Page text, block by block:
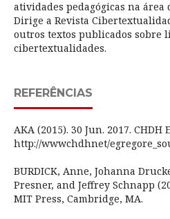
atividades pedagógicas na
Dirige a Revista
outros textos publicados sobre
cibertextualidades.
REFERÊNCIAS
AKA (2015). 30 Jun. 2017. CHDH
http://wwwchdhnet/
BURDICK, Anne, Johanna
Presner, and Jeffrey Schnapp
MIT Press, Cambridge, MA.